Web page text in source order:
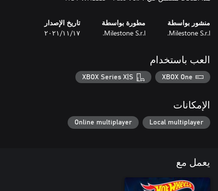
منشور بواسطة
Milestone S.r.l.
مطورة بواسطة
Milestone S.r.l.
تاريخ الإصدار
١٧‏/١١‏/٢٠٢١
العب باستخدام
XBOX One
XBOX Series X|S
الإمكانات
Local multiplayer
Online multiplayer
يعمل مع